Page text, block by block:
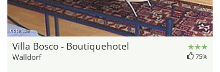
hotel.de
Villa Bosco - Boutiquehotel
Walldorf 75%